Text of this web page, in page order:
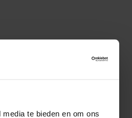
te bieden en om ons